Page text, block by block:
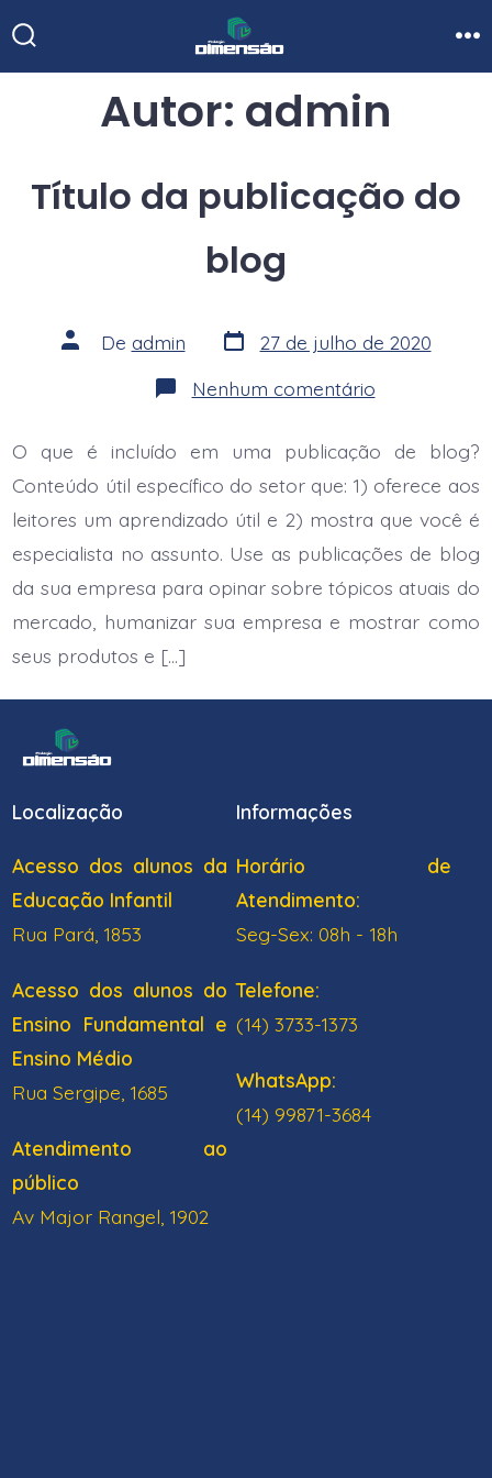
direto
pesquisa
Autor: admin
Título da publicação do
blog
Autor
do
De admin Data
do
27 de julho de 2020
Nenhum comentárioem
Título
publicação
do
blog
O que é incluído em uma publicação de blog?
Conteúdo útil específico do setor que: 1) oferece aos
leitores um aprendizado útil e 2) mostra que você é
especialista no assunto. Use as publicações de blog
da sua empresa para opinar sobre tópicos atuais do
mercado, humanizar sua empresa e mostrar como
seus produtos e […]
Localização
Acesso dos alunos da
Educação Infantil
Rua Pará, 1853
Acesso dos alunos do
Ensino Fundamental e
Ensino Médio
Rua Sergipe, 1685
Atendimento ao
público
Av Major Rangel, 1902
Informações
Horário de
Atendimento:
Seg-Sex: 08h - 18h
Telefone:
(14) 3733-1373
WhatsApp:
(14) 99871-3684